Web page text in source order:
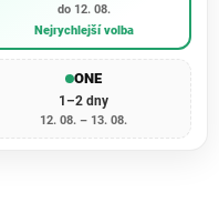
do 12. 08.
Nejrychlejší volba
ONE
1–2 dny
12. 08. – 13. 08.